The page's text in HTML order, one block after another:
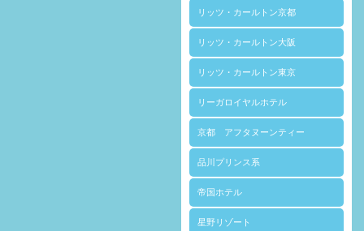
リッツ・カールトン京都
リッツ・カールトン大阪
リッツ・カールトン東京
リーガロイヤルホテル
京都 アフタヌーンティー
品川プリンス系
帝国ホテル
星野リゾート